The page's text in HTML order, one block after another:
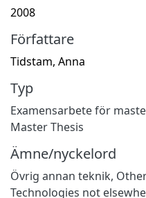
2008
Författare
Tidstam, Anna
Typ
Examensarbete för
Master Thesis
Ämne/nyckelord
Övrig annan teknik,
Technologies not